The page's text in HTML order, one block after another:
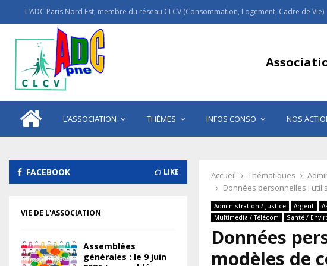
L’ADC Paris Nord Est, membre du réseau CLCV (Consommation, Logement, Cadre de Vie)
L’ASSOCIATION THÉMES INFOS CONSO NOS
Accueil Thématiques
Données personnelles :
Administration / Justice Argent
Multimedia / Télécom
Santé /
Données
modèles de
FACEBOOK LIKE
VIE DE L'ASSOCIATION
Assemblées
générales : le 9 juin